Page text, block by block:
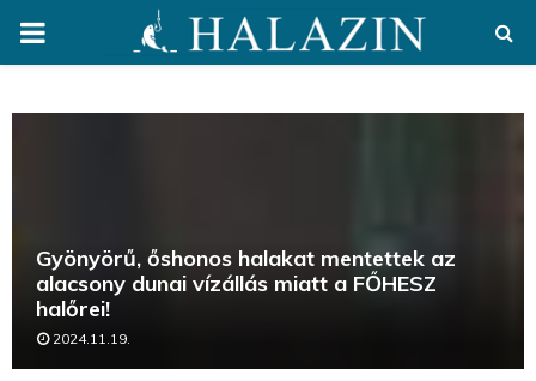
PRIMARY
Gyönyörű, őshonos halakat mentettek az
alacsony dunai vízállás miatt a FŐHESZ
halőrei!
2024.11.19.